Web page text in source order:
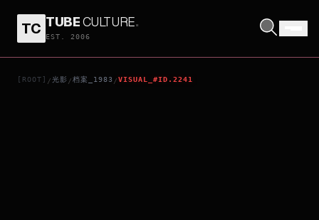
TC TUBECULTURE.
EST. 2006
[ROOT] /光影 /档案_1983 /VISUAL_#ID.2241
COPPER MOUNTAIN